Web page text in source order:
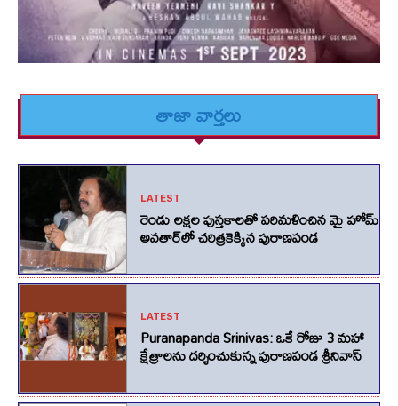
తాజా వార్తలు
LATEST
రెండు లక్షల పుస్తకాలతో పరిమళించిన మై హోమ్
అవతార్‌లో చరిత్రకెక్కిన పురాణపండ
LATEST
Puranapanda Srinivas: ఒకే రోజు 3 మహా
క్షేత్రాలను దర్శించుకున్న పురాణపండ శ్రీనివాస్